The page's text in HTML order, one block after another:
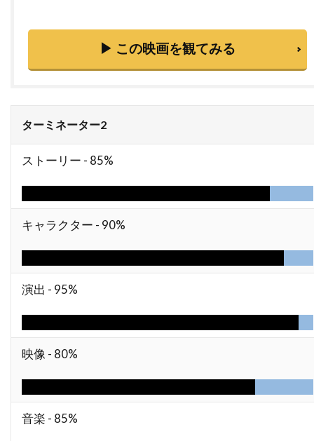
ハンス・ジマー
ハンス・ブロックマン
ハンス・ライザー
ハンター・M・ヴィア
ハンナ・アンクリッチ
ハーシェル・ワイングロッド
ハービー・バンハード
ハーヴェイ・ワインスタイン
ハーヴ・シュナイド
バック・ヘンリー
バディ・ジョンソン
バトル・デイヴィス
バヤ・ベラル
バリー・M・オズボーン
▶ この映画を観てみる
ターミネーター2
ストーリー - 85%
キャラクター - 90%
演出 - 95%
映像 - 80%
音楽 - 85%